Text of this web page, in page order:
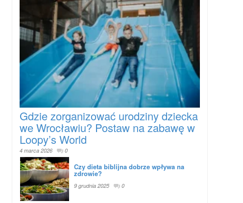
Gdzie zorganizować urodziny dziecka
we Wrocławiu? Postaw na zabawę w
Loopy’s World
4 marca 2026 0
Czy dieta biblijna dobrze wpływa na
zdrowie?
9 grudnia 2025 0